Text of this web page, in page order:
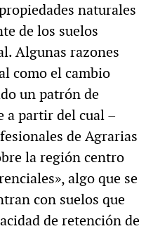
naturales
de los suelos
Algunas razones
como el cambio
un patrón de
a partir del cual –
de Agrarias
la región centro
algo que se
con suelos que
de retención de